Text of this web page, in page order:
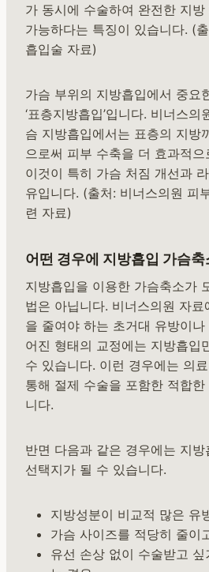
가 동시에 수술하여 완전한 지
가능하다는 특징이 있습니다. (
흡입술 자료)
가슴 부위의 지방흡입에서 중요
‘표층지방흡입’입니다. 비너스
슴 지방흡입에서는 표층의 지방
으로써 피부 수축을 더 효과적
이것이 특히 가슴 처짐 개선과
유입니다. (출처: 비너스의원 피
련 자료)
어떤 경우에 지방흡입 가슴
지방흡입을 이용한 가슴축소가
법은 아닙니다. 비너스의원 자
을 줄여야 하는 초거대 유방이
어진 형태의 교정에는 지방흡입
수 있습니다. 이런 경우에는 의
통해 절제 수술을 포함한 적합
니다.
반면 다음과 같은 경우에는 지
선택지가 될 수 있습니다.
지방성분이 비교적 많은 유
가슴 사이즈를 적당히 줄이
유선 손상 없이 수술받고